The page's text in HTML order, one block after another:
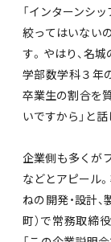
「インターンシ
絞ってはいない
す。やはり、名
学部数学科３年
卒業生の割合を
いですから」と話
企業側も多くが
などとアピール
ねの開発・設計
町）で常務取締